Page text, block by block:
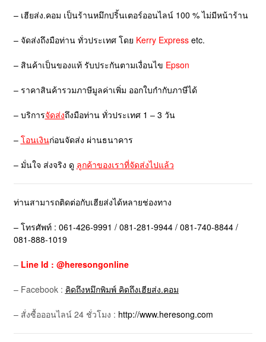
– เฮียส่ง.คอม เป็นร้านหมึกปริ้นเตอร์ออนไลน์ 100 % ไม่มีหน้าร้าน
– จัดส่งถึงมือท่าน ทั่วประเทศ โดย Kerry Expressetc.
– สินค้าเป็นของแท้ รับประกันตามเงื่อนไข Epson
– ราคาสินค้ารวมภาษีมูลค่าเพิ่ม ออกใบกำกับภาษีได้
– บริการจัดส่งถึงมือท่าน ทั่วประเทศ 1 – 3 วัน
– โอนเงินก่อนจัดส่ง ผ่านธนาคาร
– มั่นใจ ส่งจริง ดู ลูกค้าของเราที่จัดส่งไปแล้ว
ท่านสามารถติดต่อกับเฮียส่งได้หลายช่องทาง
– โทรศัพท์ : 061-426-9991 / 081-281-9944 / 081-740-8844 /
081-888-1019
– Line Id : @heresongonline
– Facebook : คิดถึงหมึกพิมพ์ คิดถึงเฮียส่ง.คอม
– สั่งซื้อออนไลน์ 24 ชั่วโมง : http://www.heresong.com